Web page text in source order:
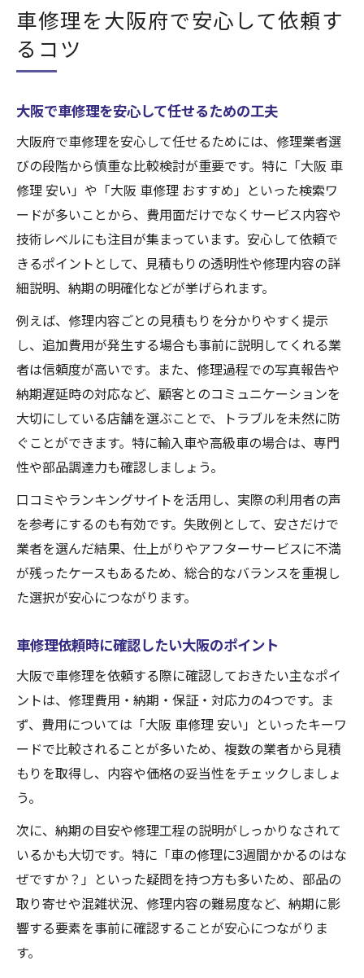
車修理を大阪府で安心して依頼す
るコツ
大阪で車修理を安心して任せるための工夫
大阪府で車修理を安心して任せるためには、修理業者選
びの段階から慎重な比較検討が重要です。特に「大阪 車
修理 安い」や「大阪 車修理 おすすめ」といった検索ワ
ードが多いことから、費用面だけでなくサービス内容や
技術レベルにも注目が集まっています。安心して依頼で
きるポイントとして、見積もりの透明性や修理内容の詳
細説明、納期の明確化などが挙げられます。
例えば、修理内容ごとの見積もりを分かりやすく提示
し、追加費用が発生する場合も事前に説明してくれる業
者は信頼度が高いです。また、修理過程での写真報告や
納期遅延時の対応など、顧客とのコミュニケーションを
大切にしている店舗を選ぶことで、トラブルを未然に防
ぐことができます。特に輸入車や高級車の場合は、専門
性や部品調達力も確認しましょう。
口コミやランキングサイトを活用し、実際の利用者の声
を参考にするのも有効です。失敗例として、安さだけで
業者を選んだ結果、仕上がりやアフターサービスに不満
が残ったケースもあるため、総合的なバランスを重視し
た選択が安心につながります。
車修理依頼時に確認したい大阪のポイント
大阪で車修理を依頼する際に確認しておきたい主なポイ
ントは、修理費用・納期・保証・対応力の4つです。ま
ず、費用については「大阪 車修理 安い」といったキーワ
ードで比較されることが多いため、複数の業者から見積
もりを取得し、内容や価格の妥当性をチェックしましょ
う。
次に、納期の目安や修理工程の説明がしっかりなされて
いるかも大切です。特に「車の修理に3週間かかるのはな
ぜですか？」といった疑問を持つ方も多いため、部品の
取り寄せや混雑状況、修理内容の難易度など、納期に影
響する要素を事前に確認することが安心につながりま
す。